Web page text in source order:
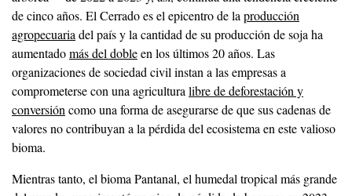
de cinco años. El Cerrado es el epicentro de la producción
agropecuaria del país y la cantidad de su producción de soja ha
aumentadomás del dobleen los últimos 20 años. Las
organizaciones de sociedad civil instan a las empresas a
comprometerse con una agricultura libre de deforestación y
conversión como una forma de asegurarse de que sus cadenas de
valores no contribuyan a la pérdida del ecosistema en este valioso
bioma.
Mientras tanto, el bioma Pantanal, el humedal tropical más grande